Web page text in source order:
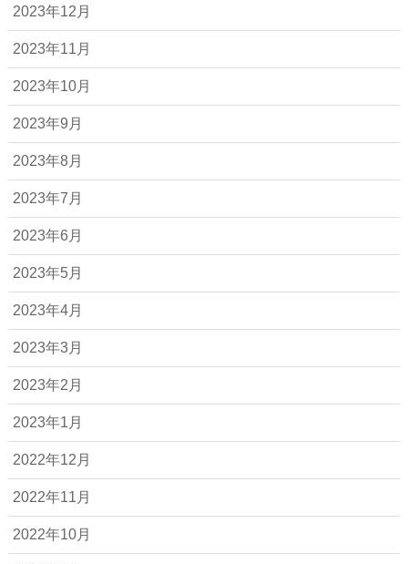
2023年12月
2023年11月
2023年10月
2023年9月
2023年8月
2023年7月
2023年6月
2023年5月
2023年4月
2023年3月
2023年2月
2023年1月
2022年12月
2022年11月
2022年10月